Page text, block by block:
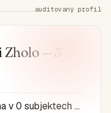
auditovaný profil
Zholo — 3
Osoba je aktivně zapojena v 0 subjektech a má 0 historic…